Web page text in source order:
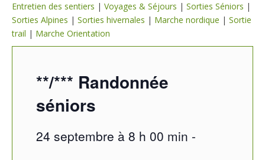
Entretien des sentiers | Voyages & Séjours | Sorties Séniors |
Sorties Alpines | Sorties hivernales | Marche nordique | Sortie
trail | Marche Orientation
**/*** Randonnée
séniors
24 septembre à 8 h 00 min -